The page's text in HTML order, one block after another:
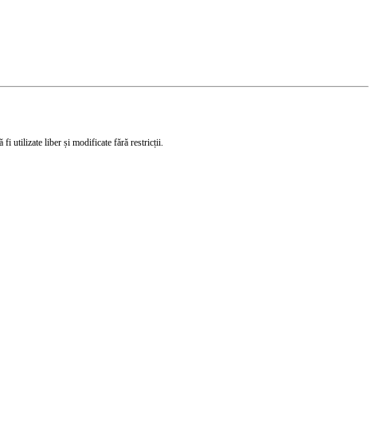
fi utilizate liber și modificate fără restricții.